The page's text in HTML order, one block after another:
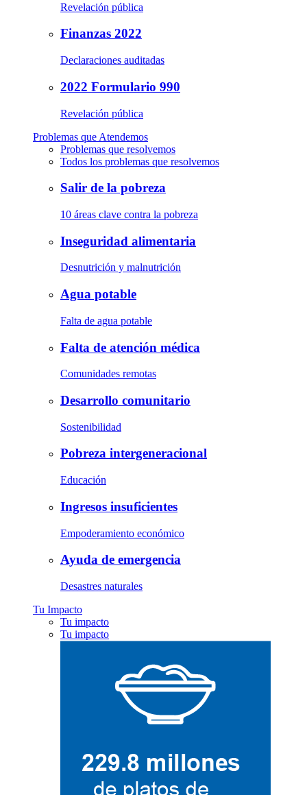
Revelación pública
Finanzas 2022
Declaraciones auditadas
2022 Formulario 990
Revelación pública
Problemas que Atendemos
Problemas que resolvemos
Todos los problemas que resolvemos
Salir de la pobreza
10 áreas clave contra la pobreza
Inseguridad alimentaria
Desnutrición y malnutrición
Agua potable
Falta de agua potable
Falta de atención médica
Comunidades remotas
Desarrollo comunitario
Sostenibilidad
Pobreza intergeneracional
Educación
Ingresos insuficientes
Empoderamiento económico
Ayuda de emergencia
Desastres naturales
Tu Impacto
Tu impacto
Tu impacto